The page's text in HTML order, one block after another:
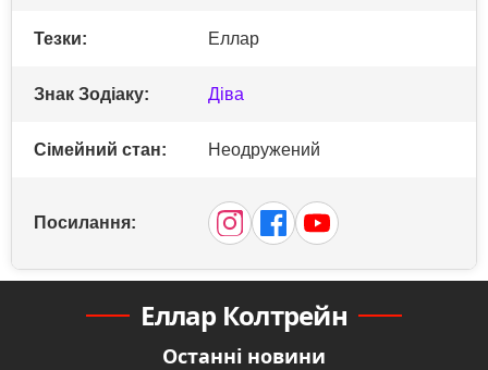
Тезки: Еллар
Знак Зодіаку: Діва
Сімейний стан: Неодружений
Посилання:
Еллар Колтрейн
Останні новини